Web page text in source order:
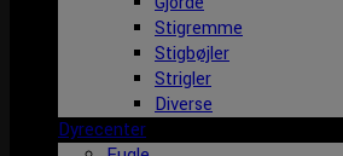
Stigremme
Stigbøjler
Strigler
Diverse
Dyrecenter